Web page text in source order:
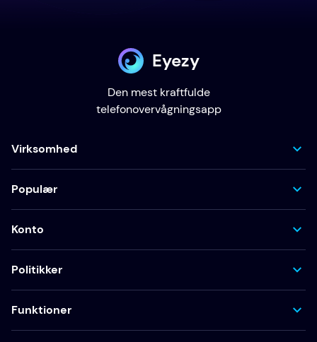
Eyezy
Den mest kraftfulde
telefonovervågningsapp
Virksomhed
Populær
Konto
Politikker
Funktioner